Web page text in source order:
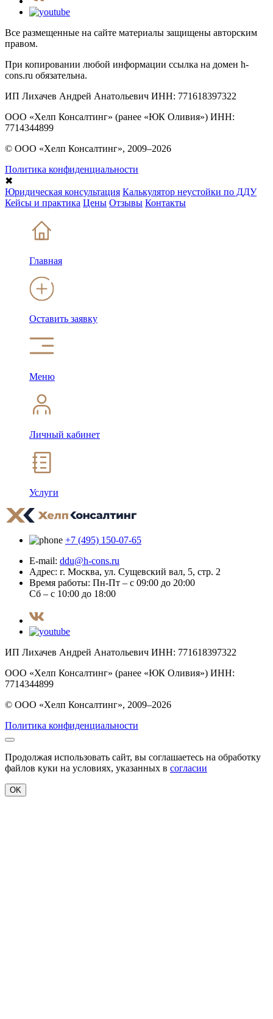
Все размещенные на сайте материалы защищены авторским
правом.
При копировании любой информации ссылка на домен h-
cons.ru обязательна.
ИП Лихачев Андрей Анатольевич ИНН: 771618397322
ООО «Хелп Консалтинг» (ранее «ЮК Оливия») ИНН:
7714344899
© ООО «Хелп Консалтинг», 2009–2026
Политика конфиденциальности
✖
Юридическая консультация Калькулятор неустойки по ДДУ
Кейсы и практика Цены Отзывы Контакты
Главная
Оставить заявку
Меню
Личный кабинет
Услуги
+7 (495) 150-07-65
E-mail: ddu@h-cons.ru
Адрес: г. Москва, ул. Сущевский вал, 5, стр. 2
Время работы: Пн-Пт – с 09:00 до 20:00
Сб – с 10:00 до 18:00
ИП Лихачев Андрей Анатольевич ИНН: 771618397322
ООО «Хелп Консалтинг» (ранее «ЮК Оливия») ИНН:
7714344899
© ООО «Хелп Консалтинг», 2009–2026
Политика конфиденциальности
Продолжая использовать сайт, вы соглашаетесь на обработку
файлов куки на условиях, указанных в согласии
OK